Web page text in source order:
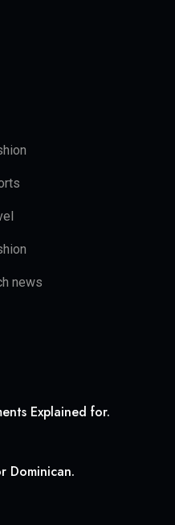
news
Explained for.
Dominican.